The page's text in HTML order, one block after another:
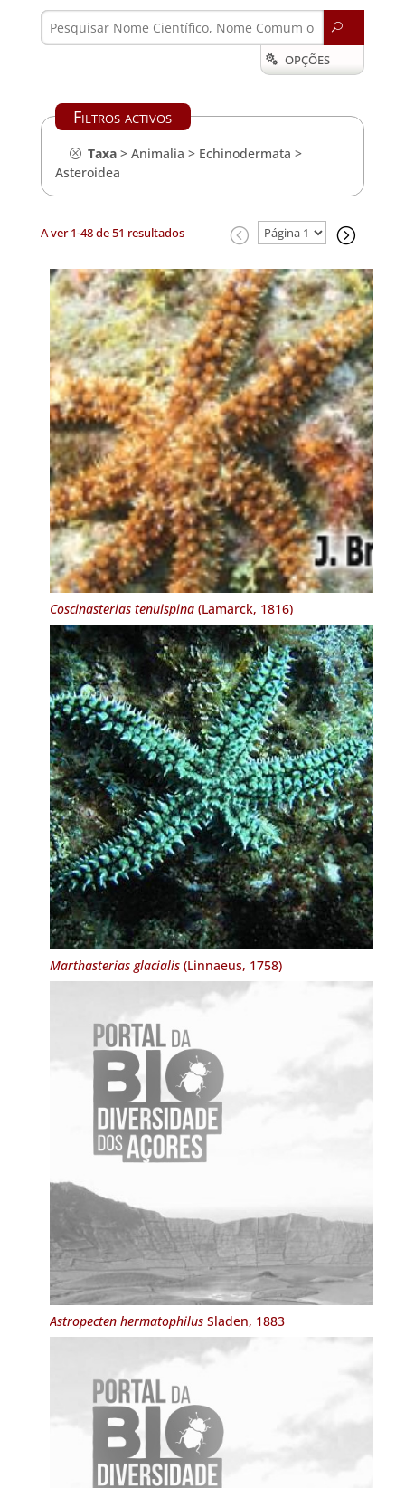
U
 OPÇÕES
Filtros activos
Taxa> Animalia > Echinodermata >
Asteroidea
A ver 1-48 de 51 resultados
Coscinasterias tenuispina(Lamarck, 1816)
Marthasterias glacialis(Linnaeus, 1758)
Astropecten hermatophilusSladen, 1883